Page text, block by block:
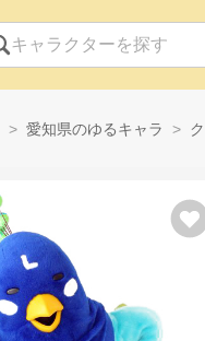
愛知県のゆるキャラ